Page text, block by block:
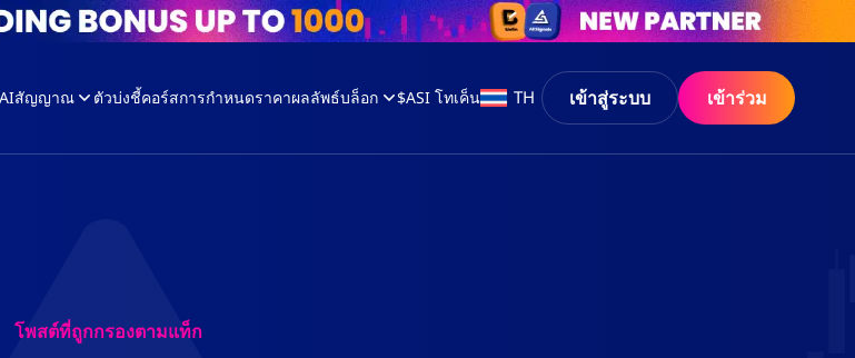
สัญญาณ ตัวบ่งชี้คอร์สการกำหนดราคาผลลัพธ์บล็อก $ASI โทเค็น TH เข้าสู่ระบบ เข้าร่วม
โพสต์ที่ถูกกรองตามแท็ก